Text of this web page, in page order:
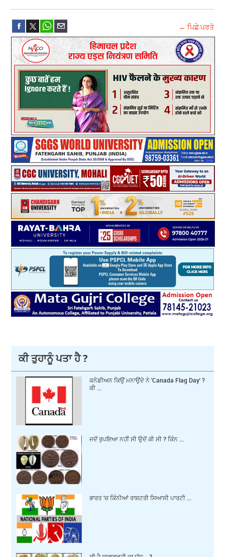
← ਪਿਛੇ ਪਰਤੋ
ਕੀ ਤੁਹਾਨੂੰ ਪਤਾ ਹੈ ?
ਕਨੇਡੀਅਨ ਕਿਉਂ ਮਨਾਉਂਦੇ ਨੇ 'Canada Flag Day' ?
ਕੀ ...
ਜਦੋਂ ਰੁਪਇਆ ਨਹੀਂ ਸੀ ਉਦੋਂ ਕੀ ਸੀ ? ਕਿੰਨ ...
ਭਾਰਤ 'ਚ ਕਿੰਨੀਆਂ ਰਾਸ਼ਟਰੀ ਸਿਆਸੀ ਪਾਰਟੀ ...